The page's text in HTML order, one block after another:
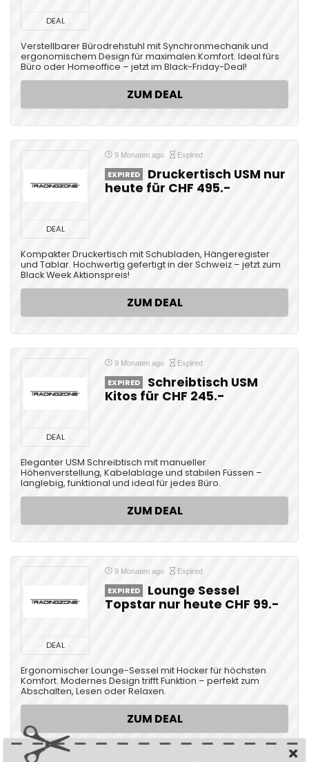
DEAL
Verstellbarer Bürodrehstuhl mit Synchronmechanik und
ergonomischem Design für maximalen Komfort. Ideal fürs
Büro oder Homeoffice – jetzt im Black-Friday-Deal!
ZUM DEAL
DEAL
9 Monaten ago Expired
EXPIRED
Druckertisch USM nur
heute für CHF 495.-
Kompakter Druckertisch mit Schubladen, Hängeregister
und Tablar. Hochwertig gefertigt in der Schweiz – jetzt zum
Black Week Aktionspreis!
ZUM DEAL
DEAL
9 Monaten ago Expired
EXPIRED
Schreibtisch USM
Kitos für CHF 245.-
Eleganter USM Schreibtisch mit manueller
Höhenverstellung, Kabelablage und stabilen Füssen –
langlebig, funktional und ideal für jedes Büro.
ZUM DEAL
DEAL
9 Monaten ago Expired
EXPIRED
Lounge Sessel
Topstar nur heute CHF 99.-
Ergonomischer Lounge-Sessel mit Hocker für höchsten
Komfort. Modernes Design trifft Funktion – perfekt zum
Abschalten, Lesen oder Relaxen.
ZUM DEAL